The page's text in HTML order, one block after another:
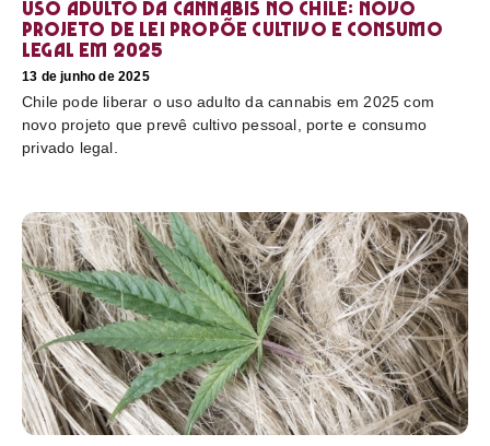
Uso adulto da cannabis no Chile: novo
projeto de lei propõe cultivo e consumo
legal em 2025
13 de junho de 2025
Chile pode liberar o uso adulto da cannabis em 2025 com
novo projeto que prevê cultivo pessoal, porte e consumo
privado legal.